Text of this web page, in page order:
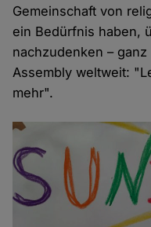
Gemeinschaft von
ein Bedürfnis haben,
nachzudenken –
Assembly weltweit:
mehr".